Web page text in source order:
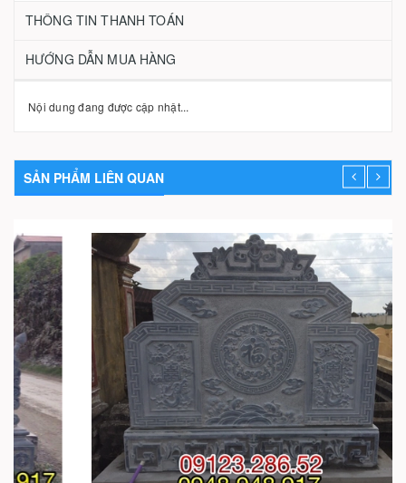
THÔNG TIN THANH TOÁN
HƯỚNG DẪN MUA HÀNG
Nội dung đang được cập nhật...
SẢN PHẨM LIÊN QUAN